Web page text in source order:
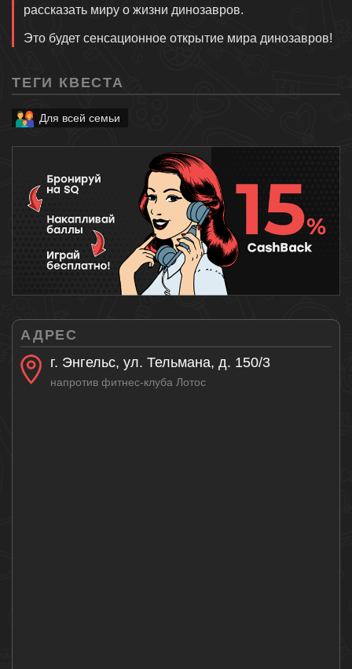
рассказать миру о жизни динозавров.
Это будет сенсационное открытие мира динозавров!
ТЕГИ КВЕСТА
Для всей семьи
АДРЕС
г. Энгельс, ул. Тельмана, д. 150/3
напротив фитнес-клуба Лотос